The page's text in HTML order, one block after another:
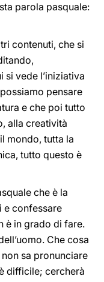
parola pasquale:
contenuti, che si
vede l’iniziativa
pensare
e che poi tutto
alla creatività
mondo, tutta la
tutto questo è
che è la
e confessare
è in grado di fare.
Che cosa
sa pronunciare
difficile; cercherà